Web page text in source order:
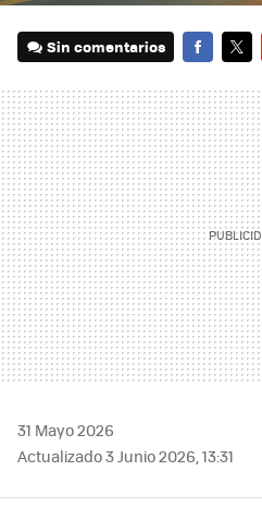
Sin comentarios
31 Mayo 2026
Actualizado 3 Junio 2026, 13:31